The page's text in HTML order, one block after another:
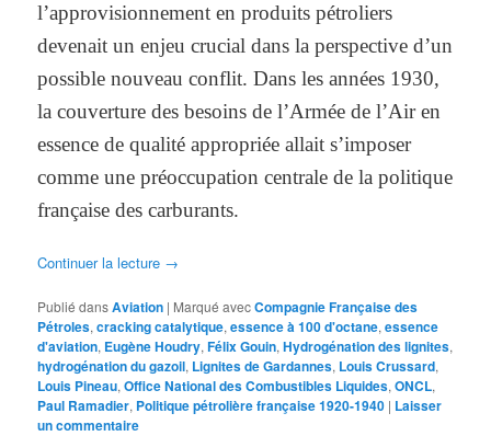
l’approvisionnement en produits pétroliers
devenait un enjeu crucial dans la perspective d’un
possible nouveau conflit. Dans les années 1930,
la couverture des besoins de l’Armée de l’Air en
essence de qualité appropriée allait s’imposer
comme une préoccupation centrale de la politique
française des carburants.
Continuer la lecture →
Publié dansAviation | Marqué avecCompagnie Française des
Pétroles,cracking catalytique,essence à 100 d'octane,essence
d'aviation, Eugène Houdry,Félix Gouin,Hydrogénation des lignites,
hydrogénation du gazoil, Lignites de Gardannes, Louis Crussard,
Louis Pineau,Office National des Combustibles Liquides,ONCL,
Paul Ramadier, Politique pétrolière française 1920-1940 | Laisser
un commentaire